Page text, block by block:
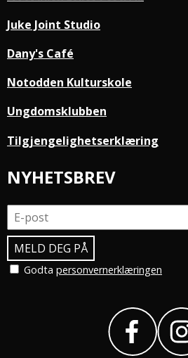
Juke Joint Studio
Dany's Café
Notodden Kulturskole
Ungdomsklubben
Tilgjengelighetserklæring
NYHETSBREV
Godta personvernerklæringen